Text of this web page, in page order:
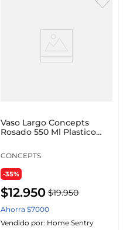
Vaso Largo Concepts
Rosado 550 Ml Plastico
CONCEPTS
-35%
$12.950 $19.950
Ahorra $7000
Vendido por: Home Sentry